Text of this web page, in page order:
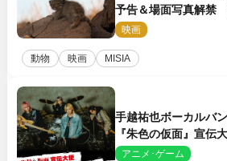
予告＆場面写真解禁
の赤ちゃんが大集合
映画
動物 映画 MISIA
手越祐也ボーカルバ
『朱色の仮面』宣伝
アニメ･ゲーム